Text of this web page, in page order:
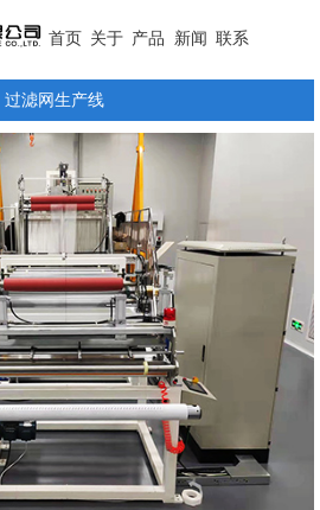
首页 关于 产品 新闻 联系
过滤网生产线